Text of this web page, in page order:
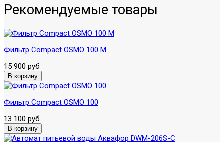
Рекомендуемые товары
Фильтр Compact OSMO 100 М
15 900 руб
Фильтр Compact OSMO 100
13 100 руб